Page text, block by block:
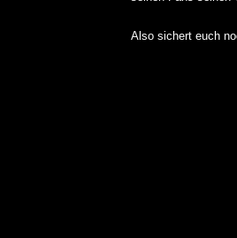
Also sichert euch